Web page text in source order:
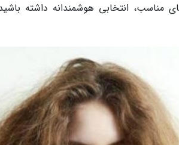
انتخابی هوشمندانه داشته